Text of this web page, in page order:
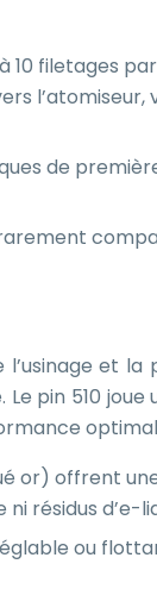
filetages
de
et
pin 510
or) offrent
résidus d’e-
ou